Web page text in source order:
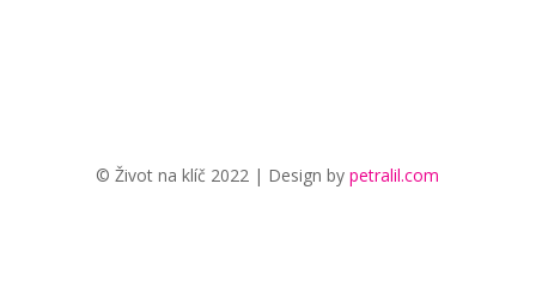
© Život na klíč 2022 | Design bypetralil.com